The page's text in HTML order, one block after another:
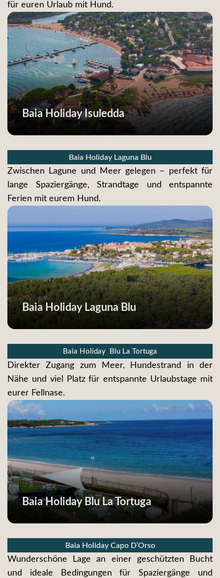
für euren Urlaub mit Hund.
Baia Holiday Isuledda
Baia Holiday Laguna Blu
Zwischen Lagune und Meer gelegen – perfekt für
lange Spaziergänge, Strandtage und entspannte
Ferien mit eurem Hund.
Baia Holiday Laguna Blu
Baia Holiday Blu La Tortuga
Direkter Zugang zum Meer, Hundestrand in der
Nähe und viel Platz für entspannte Urlaubstage mit
eurer Fellnase.
Baia Holiday Blu La Tortuga
Baia Holiday Capo D’Orso
Wunderschöne Lage an einer geschützten Bucht
und ideale Bedingungen für Spaziergänge und